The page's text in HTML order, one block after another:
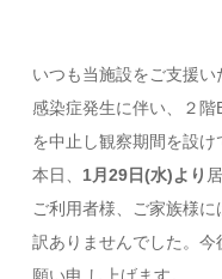
いつも当施設をご支援い
感染症発生に伴い、２
を中止し観察期間を設け
本日、 1月29日(水)より
ご利用者様、ご家族様
訳ありませんでした。